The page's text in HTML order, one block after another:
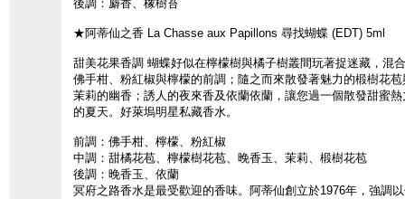
後調：麝香、橡樹苔
★阿蒂仙之香 La Chasse aux Papillons 尋找蝴蝶 (EDT) 5ml
甜美花果香調 蝴蝶好似在檸檬樹與橘子樹叢間玩著捉迷藏，混
佛手柑、粉紅椒與檸檬的前調；隨之而來散發著魅力的椴樹花苞
茉莉的幽香；誘人的夜來香及依蘭依蘭，讓您過一個散發甜蜜熱
的夏天。好萊塢明星私藏香水。
前調：佛手柑、檸檬、粉紅椒
中調：甜橘花苞、檸檬樹花苞、晚香玉、茉莉、椴樹花苞
後調：晚香玉、依蘭
冥府之路香水是最受歡迎的香味。阿蒂仙創立於1976年，強調